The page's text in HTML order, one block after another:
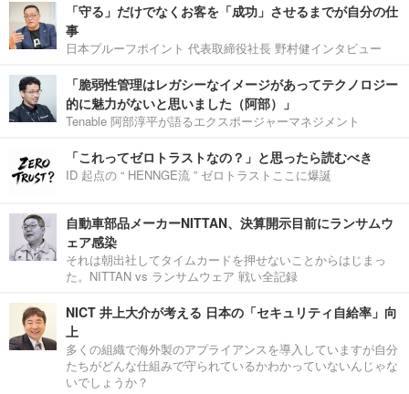
「守る」だけでなくお客を「成功」させるまでが自分の仕
事
日本プルーフポイント 代表取締役社長 野村健インタビュー
「脆弱性管理はレガシーなイメージがあってテクノロジー
的に魅力がないと思いました（阿部）」
Tenable 阿部淳平が語るエクスポージャーマネジメント
「これってゼロトラストなの？」と思ったら読むべき
ID 起点の “ HENNGE流 ” ゼロトラストここに爆誕
自動車部品メーカーNITTAN、決算開示目前にランサムウ
ェア感染
それは朝出社してタイムカードを押せないことからはじまっ
た。NITTAN vs ランサムウェア 戦い全記録
NICT 井上大介が考える 日本の「セキュリティ自給率」向
上
多くの組織で海外製のアプライアンスを導入していますが自分
たちがどんな仕組みで守られているかわかっていないんじゃな
いでしょうか？